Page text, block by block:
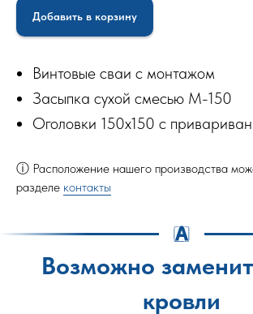
Добавить в корзину
Винтовые сваи с монтажом
Засыпка сухой смесью М-150
Оголовки 150х150 с
ⓘ Расположение нашего производства
разделе контакты
Возможно
кровли